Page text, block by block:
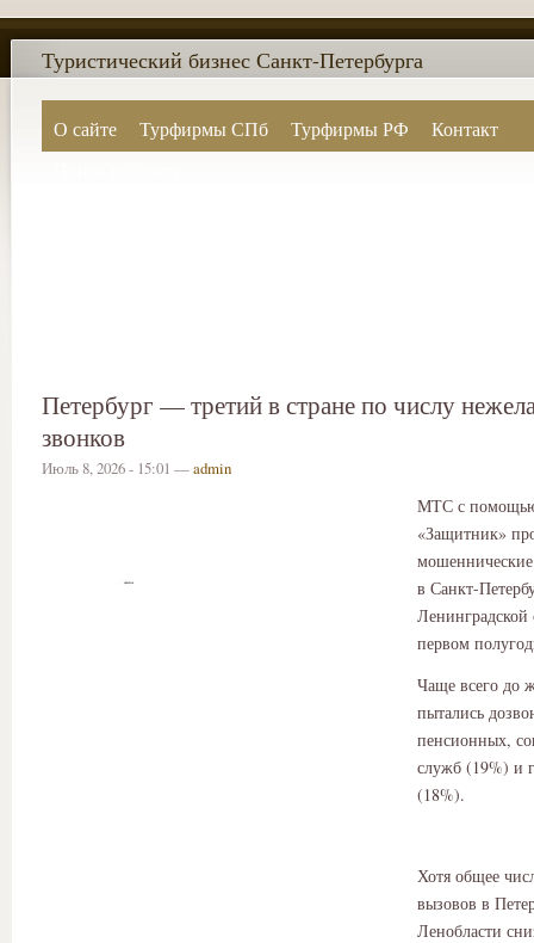
О сайте Турфирмы СПб Турфирмы РФ
Контакт
Туристический бизнес Санкт-Петербурга
Петербург — третий в стране по числу
звонков
Июль 8, 2026 - 15:01 —admin
МТС с помощью
«Защитник»
в Санкт-
Ленинградской
первом
Чаще всего до
пытались
пенсионных,
служб (19%) и
(18%).
Хотя общее
вызовов в
Ленобласти